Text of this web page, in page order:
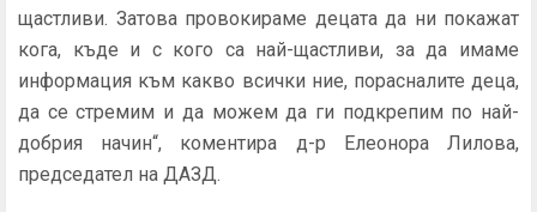
щастливи. Затова провокираме децата да ни покажат
кога, къде и с кого са най-щастливи, за да имаме
информация към какво всички ние, порасналите деца,
да се стремим и да можем да ги подкрепим по най-
добрия начин“, коментира д-р Елеонора Лилова,
председател на ДАЗД.